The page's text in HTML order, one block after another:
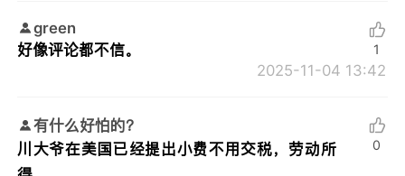
green
好像评论都不信。
2025-11-04 13:42
1
有什么好怕的？
川大爷在美国已经提出小费不用交税，劳动所
0